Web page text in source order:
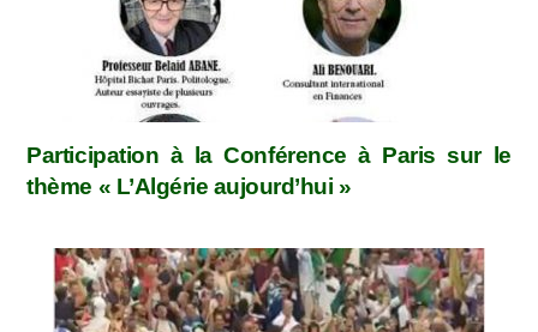
Participation à la Conférence à Paris sur le
thème « L’Algérie aujourd’hui »